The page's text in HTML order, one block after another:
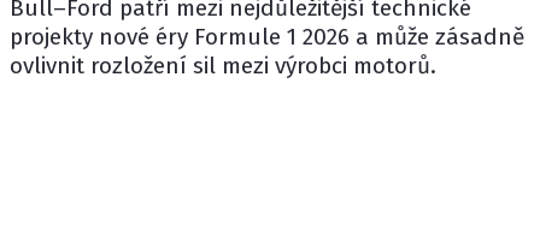
Bull–Ford patří mezi nejdůležitější technické
projekty nové éry Formule 1 2026 a může zásadně
ovlivnit rozložení sil mezi výrobci motorů.